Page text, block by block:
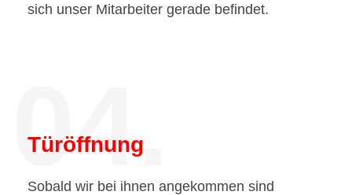
sich unser Mitarbeiter gerade befindet.
04.
Türöffnung
Sobald wir bei ihnen angekommen sind